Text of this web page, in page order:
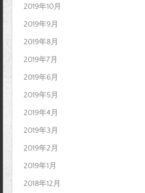
2019年10月
2019年9月
2019年8月
2019年7月
2019年6月
2019年5月
2019年4月
2019年3月
2019年2月
2019年1月
2018年12月